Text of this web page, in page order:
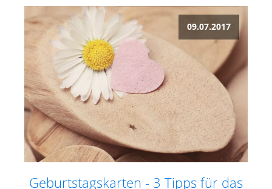
09.07.2017
Geburtstagskarten - 3 Tipps für das